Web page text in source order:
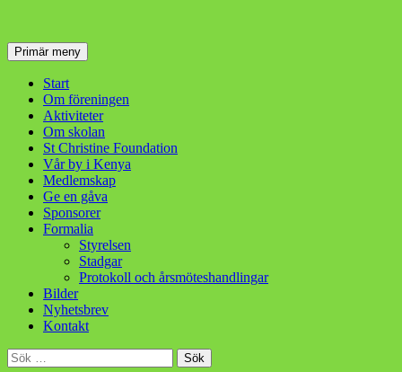
SökPrimär meny Hoppa
till
Start
Om föreningen
Aktiviteter
Om skolan
St Christine Foundation
Vår by i Kenya
Medlemskap
Ge en gåva
Sponsorer
Formalia
Styrelsen
Stadgar
Protokoll och årsmöteshandlingar
Bilder
Nyhetsbrev
Kontakt
Sök